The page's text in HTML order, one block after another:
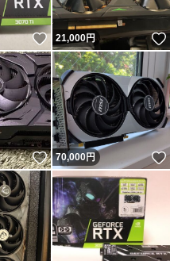
いいね！
21,000円
いいね！
70,000円